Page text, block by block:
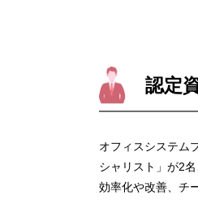
認定
オフィスシステム
シャリスト」が2
効率化や改善、チ